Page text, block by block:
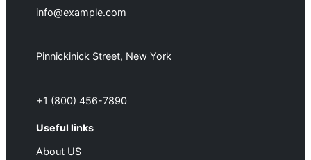
info@example.com
Pinnickinick Street, New York
+1 (800) 456-7890
Useful links
About US